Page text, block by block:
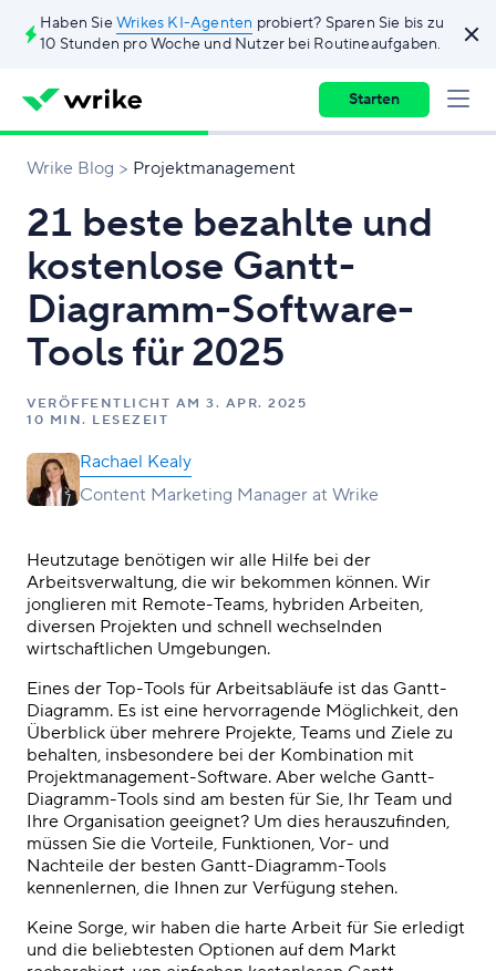
Haben Sie Wrikes KI-Agenten probiert? Sparen Sie bis zu
10 Stunden pro Woche und Nutzer bei Routineaufgaben.
Starten
Wrike Blog Projektmanagement
21 beste bezahlte und
kostenlose Gantt-
Diagramm-Software-
Tools für 2025
VERÖFFENTLICHT AM 3. APR. 2025
10 MIN. LESEZEIT
Rachael Kealy
Content Marketing Manager at Wrike
Heutzutage benötigen wir alle Hilfe bei der
Arbeitsverwaltung, die wir bekommen können. Wir
jonglieren mit Remote-Teams, hybriden Arbeiten,
diversen Projekten und schnell wechselnden
wirtschaftlichen Umgebungen.
Eines der Top-Tools für Arbeitsabläufe ist das Gantt-
Diagramm. Es ist eine hervorragende Möglichkeit, den
Überblick über mehrere Projekte, Teams und Ziele zu
behalten, insbesondere bei der Kombination mit
Projektmanagement-Software. Aber welche Gantt-
Diagramm-Tools sind am besten für Sie, Ihr Team und
Ihre Organisation geeignet? Um dies herauszufinden,
müssen Sie die Vorteile, Funktionen, Vor- und
Nachteile der besten Gantt-Diagramm-Tools
kennenlernen, die Ihnen zur Verfügung stehen.
Keine Sorge, wir haben die harte Arbeit für Sie erledigt
und die beliebtesten Optionen auf dem Markt